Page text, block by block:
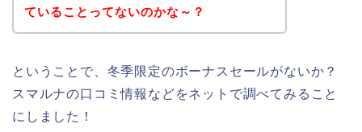
ていることってないのかな～？
ということで、冬季限定のボーナスセールがないか？
スマルナの口コミ情報などをネットで調べてみること
にしました！